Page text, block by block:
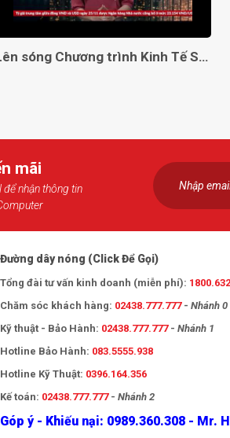
Lên sóng Chương trình Kinh Tế Số VTC2
mãi
để nhận thông tin
Đường dây nóng (Click Để Gọi)
Tổng đài tư vấn kinh doanh (miễn phí):
Chăm sóc khách hàng: 02438.777.777- Nhánh 0
Kỹ thuật - Bảo Hành: 02438.777.777- Nhánh 1
Hotline Bảo Hành: 083.5555.938
Hotline Kỹ Thuật: 0396.164.356
Kế toán: 02438.777.777- Nhánh 2
Góp ý - Khiếu nại: 0989.360.308 - Mr.